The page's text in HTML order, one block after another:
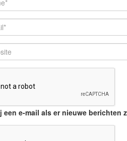
een e-mail als er nieuwe berichten